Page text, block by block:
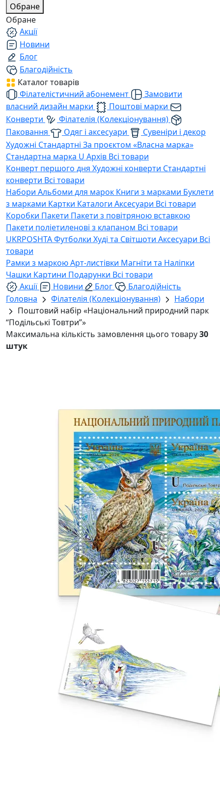
Обране
Обране
Акції
Новини
Блог
Благодійність
Каталог товарів
Філателістичний абонемент
Замовити
власний дизайн марки
Поштові марки
Конверти
Філателія (Колекціонування)
Паковання
Одяг і аксесуари
Сувеніри і декор
Художні Стандартні За проєктом «Власна марка»
Стандартна марка U Архів Всі товари
Конверт першого дня Художні конверти Стандартні
конверти Всі товари
Набори Альбоми для марок Книги з марками Буклети
з марками Картки Каталоги Аксесуари Всі товари
Коробки Пакети Пакети з повітряною вставкою
Пакети поліетиленові з клапаном Всі товари
UKRPOSHTAФутболки Худі та Світшоти Аксесуари Всі
товари
Рамки з маркоюАрт-листівки Магніти та Наліпки
Чашки Картини Подарунки Всі товари
Акції
Новини Блог
Благодійність
Головна
Філателія (Колекціонування)
Набори
Поштовий набір «Національний природний парк
“Подільські Товтри”»
Максимальна кількість замовлення цього товару30
штук